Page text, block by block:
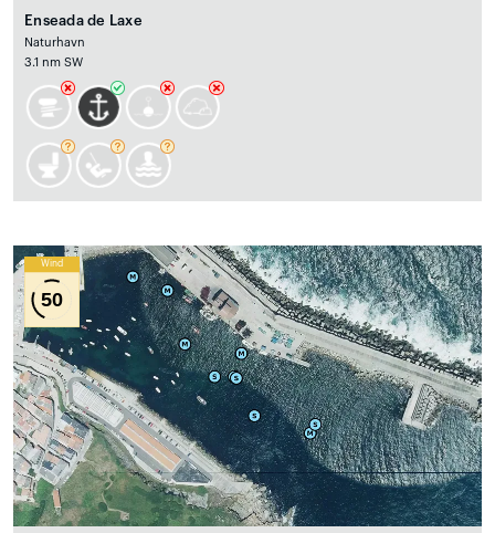
Enseada de Laxe
Naturhavn
3.1 nm SW
Wind
50